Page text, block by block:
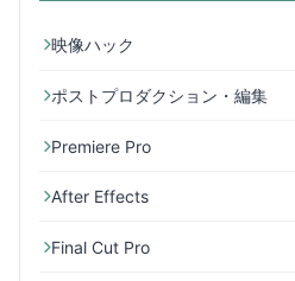
映像ハック
ポストプロダクション・編集
Premiere Pro
After Effects
Final Cut Pro